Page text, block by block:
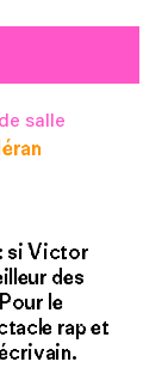
salle
si Victor
des
le
rap et